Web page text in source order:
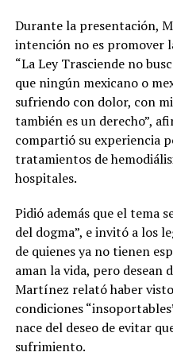
Durante la presentación,
intención no es promover
“La Ley Trasciende no
que ningún mexicano o
sufriendo con dolor, con
también es un derecho”,
compartió su experiencia
tratamientos de
hospitales.
Pidió además que el tema
del dogma”, e invitó a los
de quienes ya no tienen
aman la vida, pero desean
Martínez relató haber
condiciones
nace del deseo de evitar
sufrimiento.